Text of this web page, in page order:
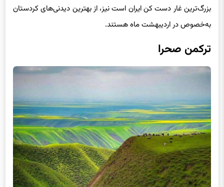
بزرگ‌ترین غار دست کن ایران است نیز، از بهترین دیدنی‌های کردستان
به‌خصوص در اردیبهشت ماه هستند.
ترکمن صحرا